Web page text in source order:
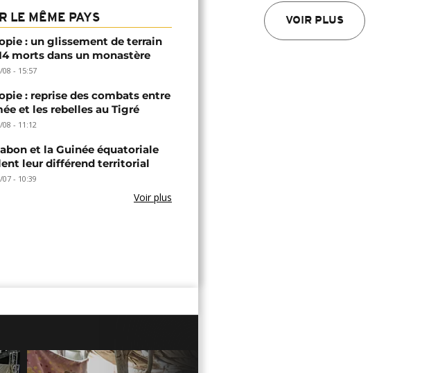
VOIR PLUS
LE MÊME PAYS
: un glissement de terrain
morts dans un monastère
08 - 15:57
: reprise des combats entre
et les rebelles au Tigré
08 - 11:12
et la Guinée équatoriale
leur différend territorial
07 - 10:39
Voir plus